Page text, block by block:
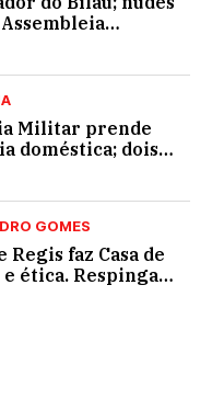
na
Militar prende
doméstica; dois
GOMES
Regis faz Casa de
ética. Respinga
e decredibiliza